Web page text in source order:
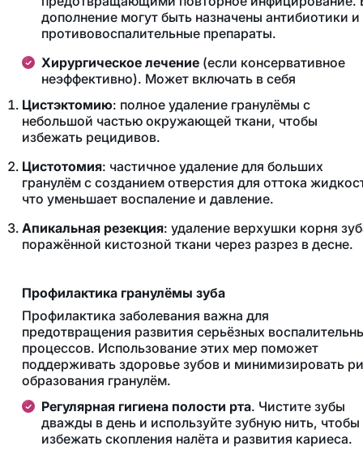
дополнение могут быть назначены антибиотики и
противовоспалительные препараты​.
Хирургическое лечение(если консервативное
неэффективно). Может включать в себя
Цистэктомию: полное удаление гранулёмы с
небольшой частью окружающей ткани, чтобы
избежать рецидивов.
Цистотомия: частичное удаление для больших
гранулём с созданием отверстия для оттока
что уменьшает воспаление и давление.
Апикальная резекция: удаление верхушки корня
поражённой кистозной ткани через разрез в десне​.
Профилактика гранулёмы зуба
Профилактика заболевания важна для
предотвращения развития серьёзных
процессов. Использование этих мер поможет
поддерживать здоровье зубов и минимизировать
образования гранулём.
Регулярная гигиена полости рта. Чистите зубы
дважды в день и используйте зубную нить, чтобы
избежать скопления налёта и развития кариеса.